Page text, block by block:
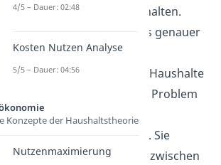
diesem Fall von Haushalten.
Diese schauen wir uns genauer
in unserer Playlist zur
Haushaltstheorie
an. Haushalte
stehen dabei vor dem Problem
der individuellen
. Sie
haben meist die Wahl zwischen
4/5 – Dauer: 02:48
Kosten Nutzen Analyse
5/5 – Dauer: 04:56
Konzepte der Haushaltstheorie
Nutzenmaximierung